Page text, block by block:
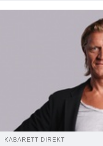
KABARETT DIREKT